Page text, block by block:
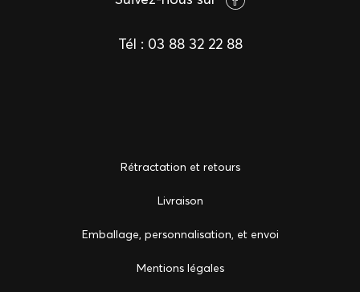
Tél : 03 88 32 22 88
Rétractation et retours
Livraison
Emballage, personnalisation, et envoi
Mentions légales